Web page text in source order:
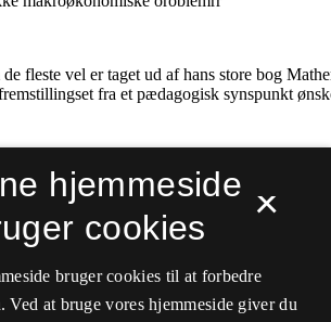
×
hjemmeside
cookies
bruger cookies til at forbedre
Ved at bruge vores hjemmeside giver du